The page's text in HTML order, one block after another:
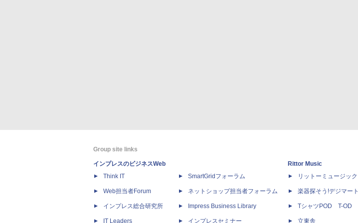
Group site links
インプレスのビジネスWeb
Think IT
Web担当者Forum
インプレス総合研究所
IT Leaders
SmartGridフォーラム
ネットショップ担当者フォーラム
Impress Business Library
インプレスセミナー
Rittor Music
リットーミュージック
楽器探そう!デジマート
TシャツPOD T-OD
立東舎